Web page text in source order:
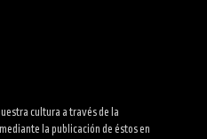
cultura a través de la
la publicación de éstos en